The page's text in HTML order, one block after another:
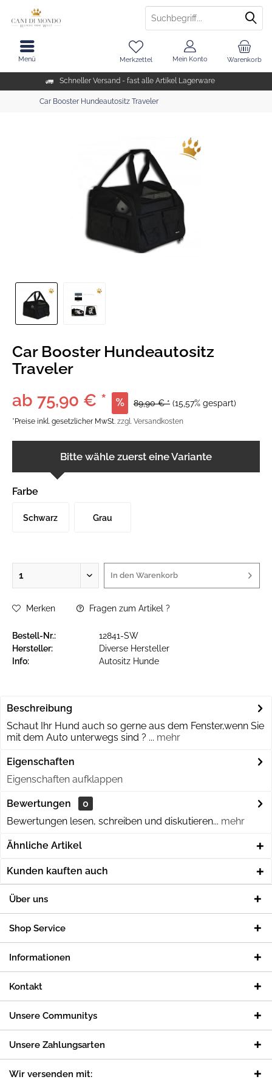
Schneller Versand - fast alle Artikel Lagerware
Warenkorb
Merkzettel Mein Konto
Menü
Car Booster Hundeautositz Traveler
Car Booster Hundeautositz
Traveler
ab 75,90 € * 89,90 € * (15,57% gespart)
*Preise inkl. gesetzlicher MwSt. zzgl. Versandkosten
Bitte wähle zuerst eine Variante
Farbe
Schwarz Grau
In den Warenkorb
Merken Fragen zum Artikel ?
Bestell-Nr.:
12841-SW
Hersteller:
Diverse Hersteller
Info:
Autositz Hunde
Beschreibung
Schaut Ihr Hund auch so gerne aus dem Fenster,wenn Sie
mit dem Auto unterwegs sind ? ... mehr
Eigenschaften
Eigenschaften aufklappen
Bewertungen
0
Bewertungen lesen, schreiben und diskutieren... mehr
Ähnliche Artikel
Kunden kauften auch
Über uns
Shop Service
Informationen
Kontakt
Unsere Communitys
Unsere Zahlungsarten
Wir versenden mit: